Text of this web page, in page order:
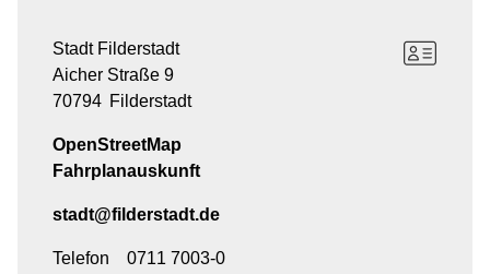
Stadt Filderstadt
Aicher Straße 9
70794 Filderstadt
OpenStreetMap
Fahrplanauskunft
stadt@filderstadt.de
Telefon
0711 7003-0